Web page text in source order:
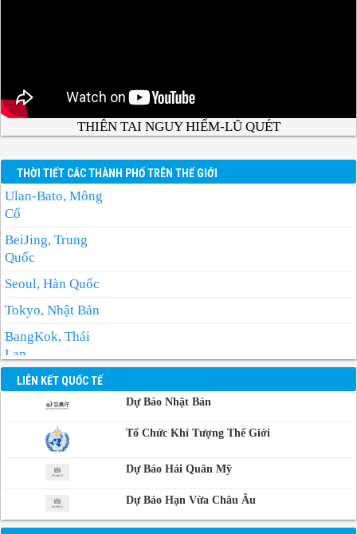
THIÊN TAI NGUY HIỂM-LŨ QUÉT
THỜI TIẾT CÁC THÀNH PHỐ TRÊN THẾ GIỚI
Ulan-Bato, Mông
Cổ
BeiJing, Trung
Quốc
Seoul, Hàn Quốc
Tokyo, Nhật Bản
BangKok, Thái
Lan
Manila, Philippin
Phnom-Penh,
Campuchia
LIÊN KẾT QUỐC TẾ
Dự Báo Nhật Bản
Tổ Chức Khí Tượng Thế Giới
Dự Báo Hải Quân Mỹ
Dự Báo Hạn Vừa Châu Âu